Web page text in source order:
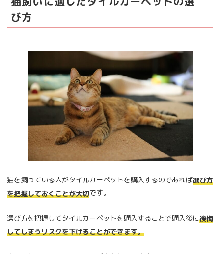
び方
猫を飼っている人がタイルカーペットを購入するのであれば選び方
を把握しておくことが大切です。
選び方を把握してタイルカーペットを購入することで購入後に後悔
してしまうリスクを下げることができます。